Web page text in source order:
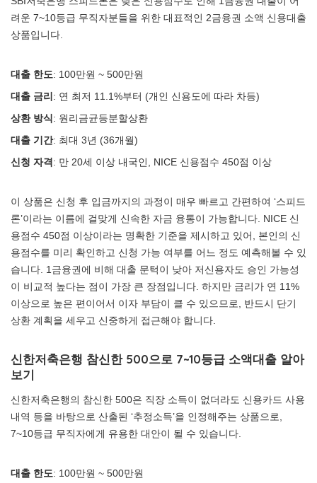
려운 7~10등급 무직자분들을 위한 대표적인 2금융권 소액 신용대출
상품입니다.
대출 한도: 100만원 ~ 500만원
대출 금리 : 연 최저 11.1%부터 (개인 신용도에 따라 차등)
상환 방식: 원리금균등분할상환
대출 기간: 최대 3년 (36개월)
신청 자격 : 만 20세 이상 내국인, NICE 신용점수 450점 이상
이 상품은 신청 후 입금까지의 과정이 매우 빠르고 간편하여 ‘스피드
론’이라는 이름에 걸맞게 신속한 자금 융통이 가능합니다. NICE 신
용점수 450점 이상이라는 명확한 기준을 제시하고 있어, 본인의 신
용점수를 미리 확인하고 신청 가능 여부를 어느 정도 예측해볼 수 있
습니다. 1금융권에 비해 대출 문턱이 낮아 저신용자도 승인 가능성
이 비교적 높다는 점이 가장 큰 장점입니다. 하지만 금리가 연 11%
이상으로 높은 편이어서 이자 부담이 클 수 있으므로, 반드시 단기
상환 계획을 세우고 신중하게 접근해야 합니다.
신한저축은행 참신한 500으로 7~10등급 소액대출 알아
보기
신한저축은행의 참신한 500은 직장 소득이 없더라도 신용카드 사용
내역 등을 바탕으로 산출된 ‘추정소득’을 인정해주는 상품으로,
7~10등급 무직자에게 유용한 대안이 될 수 있습니다.
대출 한도: 100만원 ~ 500만원